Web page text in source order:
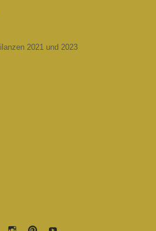
2021 und 2023